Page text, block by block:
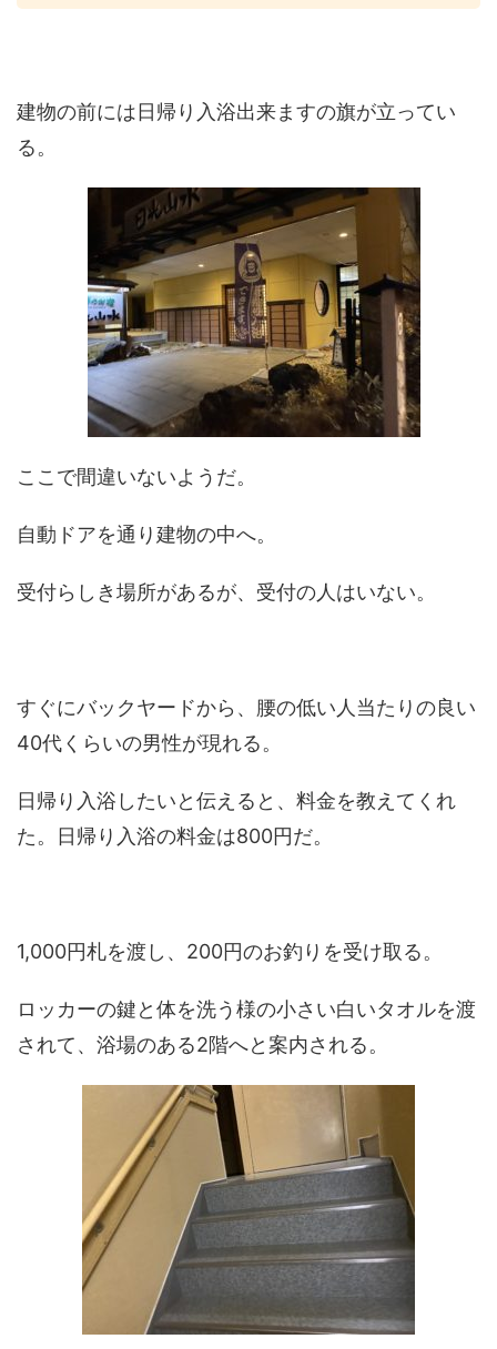
建物の前には日帰り入浴出来ますの旗が立ってい
る。
ここで間違いないようだ。
自動ドアを通り建物の中へ。
受付らしき場所があるが、受付の人はいない。
すぐにバックヤードから、腰の低い人当たりの良い
40代くらいの男性が現れる。
日帰り入浴したいと伝えると、料金を教えてくれ
た。日帰り入浴の料金は800円だ。
1,000円札を渡し、 200円のお釣りを受け取る。
ロッカーの鍵と体を洗う様の小さい白いタオルを渡
されて、浴場のある2階へと案内される。